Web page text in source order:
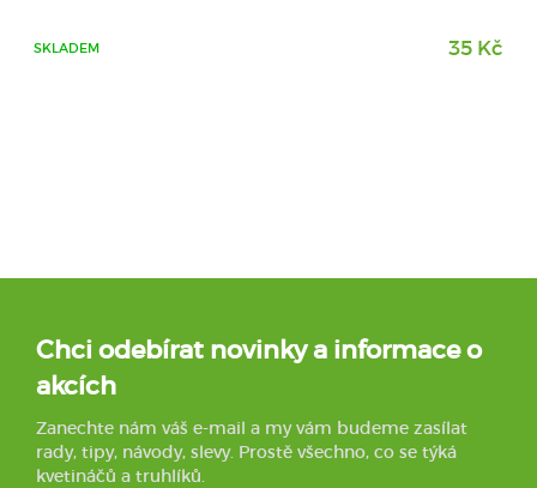
SKLADEM 35 Kč
Chci odebírat novinky a informace o
akcích
Zanechte nám váš e-mail a my vám budeme zasílat
rady, tipy, návody, slevy. Prostě všechno, co se týká
kvetináčů a truhlíků.